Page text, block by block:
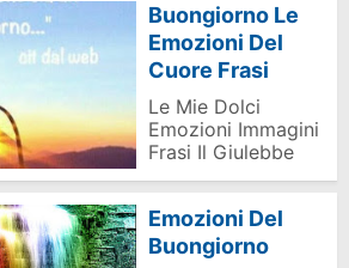
Buongiorno Le
Emozioni Del
Cuore Frasi
Le Mie Dolci
Emozioni Immagini
Frasi Il Giulebbe
Emozioni Del
Buongiorno